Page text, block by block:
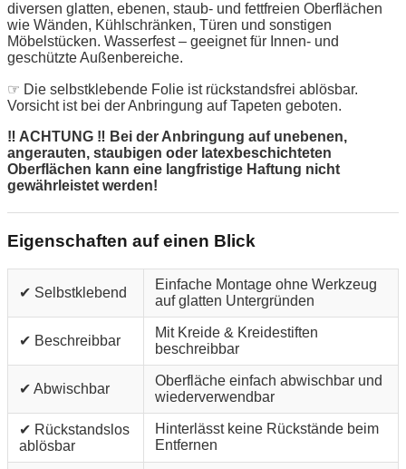
diversen glatten, ebenen, staub- und fettfreien Oberflächen
wie Wänden, Kühlschränken, Türen und sonstigen
Möbelstücken. Wasserfest – geeignet für Innen- und
geschützte Außenbereiche.
☞ Die selbstklebende Folie ist rückstandsfrei ablösbar.
Vorsicht ist bei der Anbringung auf Tapeten geboten.
‼ ACHTUNG ‼ Bei der Anbringung auf unebenen,
angerauten, staubigen oder latexbeschichteten
Oberflächen kann eine langfristige Haftung nicht
gewährleistet werden!
Eigenschaften auf einen Blick
✔ Selbstklebend
Einfache Montage ohne Werkzeug
auf glatten Untergründen
✔ Beschreibbar
Mit Kreide & Kreidestiften
beschreibbar
✔ Abwischbar
Oberfläche einfach abwischbar und
wiederverwendbar
✔ Rückstandslos
ablösbar
Hinterlässt keine Rückstände beim
Entfernen